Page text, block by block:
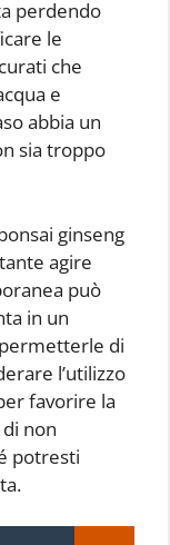
perdendo
le
che
e
abbia un
sia troppo
ginseng
agire
può
in un
di
l’utilizzo
favorire la
non
potresti